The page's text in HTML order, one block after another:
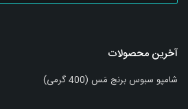
آخرین محصولات
شامپو سبوس برنج مَس (400 گرمی)